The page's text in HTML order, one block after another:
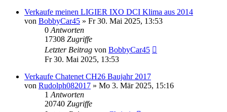
Verkaufe meinen LIGIER IXO DCI Klima aus 2014
von BobbyCar45 » Fr 30. Mai 2025, 13:53
0Antworten
17308 Zugriffe
Letzter Beitrag von BobbyCar45
Fr 30. Mai 2025, 13:53
Verkaufe Chatenet CH26 Baujahr 2017
von Rudolph082017 » Mo 3. Mär 2025, 15:16
1Antworten
20740 Zugriffe